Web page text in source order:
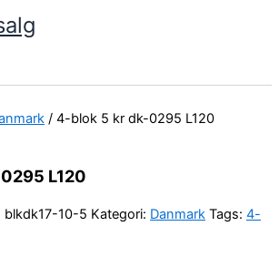
/ 4-blok 5 kr dk-0295 L120
L120
blkdk17-10-5 Kategori: Danmark Tags: 4-